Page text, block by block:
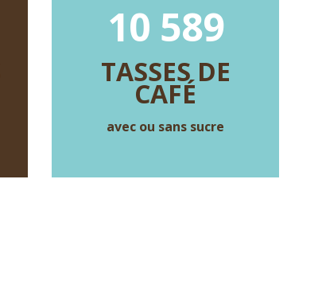
10 589
TASSES DE
CAFÉ
avec ou sans sucre